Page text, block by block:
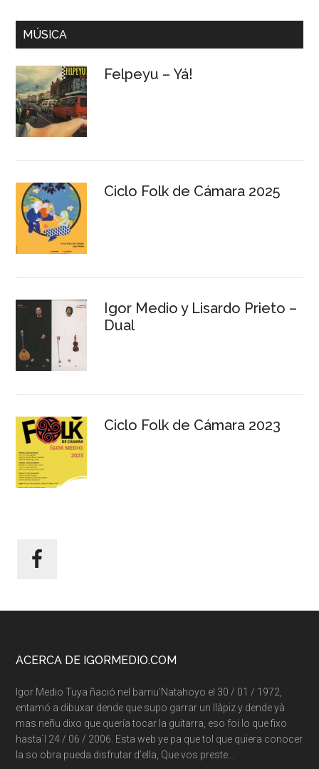
MÚSICA
Felpeyu – Yá!
Ciclo Folk de Cámara 2025
Igor Medio y Lisardo Prieto –
Dual
Ciclo Folk de Cámara 2023
Footer
ACERCA DE IGORMEDIO.COM
Igor Medio Tuya ñació nel barriu’Natahoyo el 30 / 01 / 1972,
entamó a dibuxar dende que supo garrar un llàpiz y dende yà
mas neñu dixo que quería tocar la guitarra, eso foi lo que fixo
hasta`l 24 / 06 / 2006. Esta web ye pa que tol que quiera conocer
la so obra pueda disfrutar d’ella, Que vos preste…